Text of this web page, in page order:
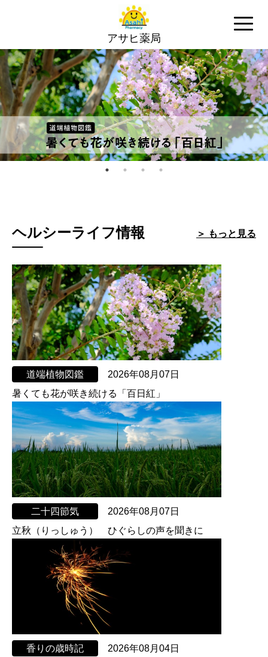
アサヒ薬局
ヘルシーライフ情報
道端植物図鑑
2026年08月07日
暑くても花が咲き続ける「百日紅」
二十四節気
2026年08月07日
立秋（りっしゅう） ひぐらしの声を聞きに
香りの歳時記
2026年08月04日
＞ もっと見る